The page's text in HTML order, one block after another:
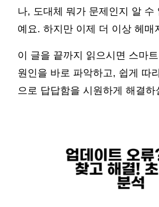
나, 도대체 뭐가 문제인지 알 수
예요. 하지만 이제 더 이상 헤매
이 글을 끝까지 읽으시면 스마
원인을 바로 파악하고, 쉽게 따
으로 답답함을 시원하게 해결